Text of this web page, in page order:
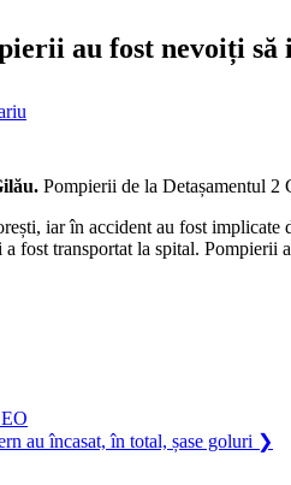
au fost nevoiți să
Accident
și
Pompierii
au
Pompierii de la Detașamentul
iar în accident au fost
a fost transportat la spital. Pompierii
au încasat, în total, șase goluri ❯